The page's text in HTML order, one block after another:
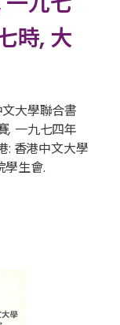
時, 大
大學聯合書
, 一九七四年
: 香港中文大學
學生會.